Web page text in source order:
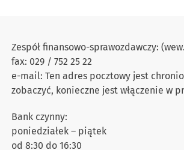
Zespół finansowo-sprawozdawczy:
fax: 029 / 752 25 22
e-mail: Ten adres pocztowy jest
zobaczyć, konieczne jest włączenie w
Bank czynny:
poniedziałek – piątek
od 8:30 do 16:30